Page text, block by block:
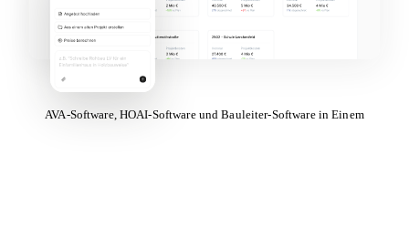
AVA-Software, HOAI-Software und Bauleiter-Software in Einem